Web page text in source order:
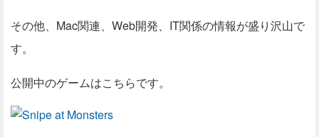
その他、Mac関連、Web開発、IT関係の情報が盛り沢山で
す。
公開中のゲームはこちらです。